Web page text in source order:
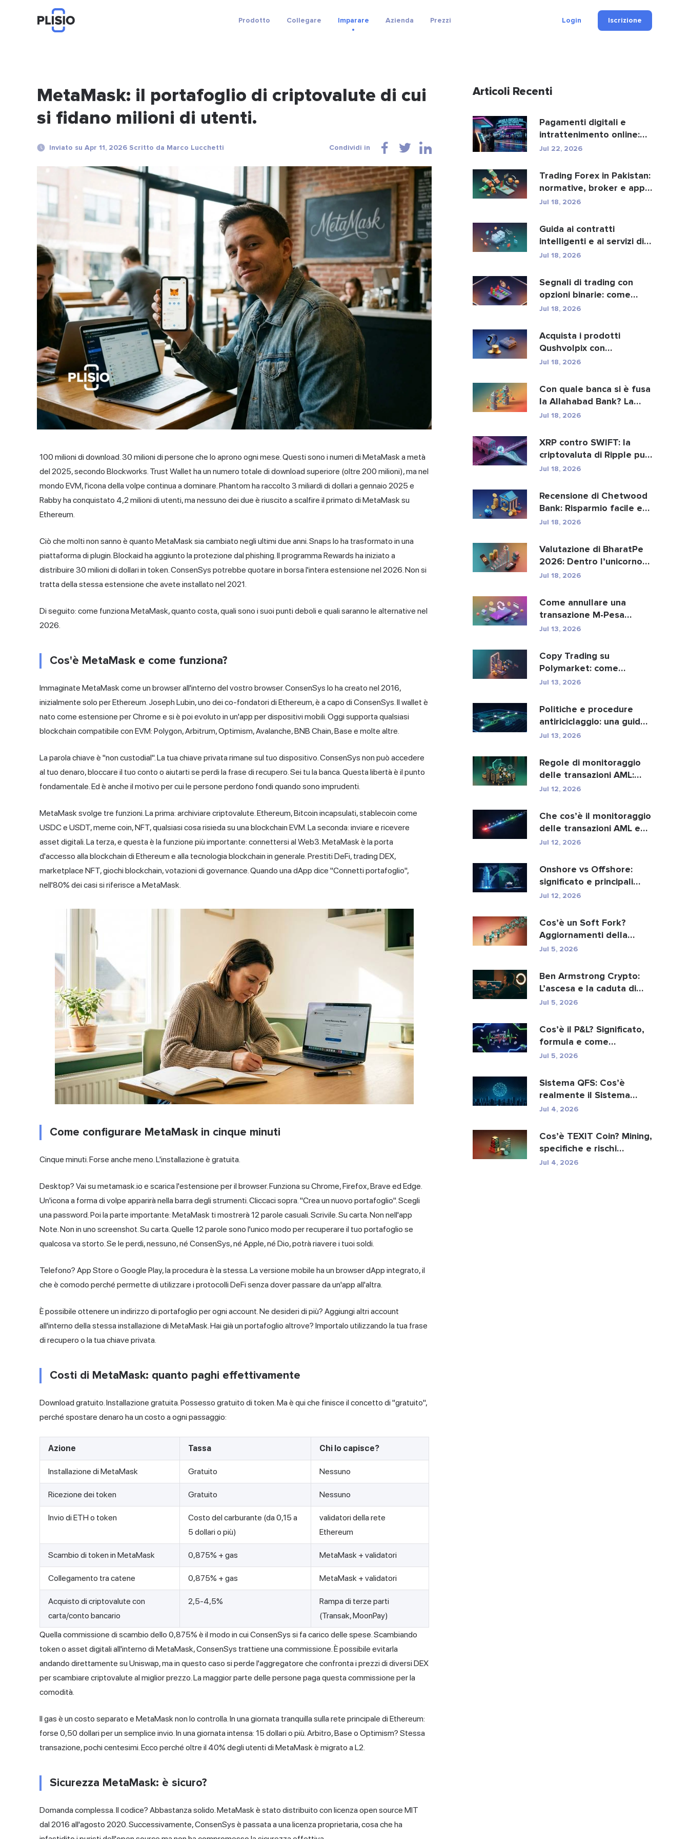
Prodotto Collegare Imparare Azienda Prezzi Login Iscrizione
MetaMask: il portafoglio di criptovalute di cui
si fidano milioni di utenti.
Inviato su Apr 11, 2026 Scritto da Marco Lucchetti Condividi in
100 milioni di download. 30 milioni di persone che lo aprono ogni mese. Questi sono i numeri di MetaMask a metà
del 2025, secondo Blockworks. Trust Wallet ha un numero totale di download superiore (oltre 200 milioni), ma nel
mondo EVM, l'icona della volpe continua a dominare. Phantom ha raccolto 3 miliardi di dollari a gennaio 2025 e
Rabby ha conquistato 4,2 milioni di utenti, ma nessuno dei due è riuscito a scalfire il primato di MetaMask su
Ethereum.
Ciò che molti non sanno è quanto MetaMask sia cambiato negli ultimi due anni. Snaps lo ha trasformato in una
piattaforma di plugin. Blockaid ha aggiunto la protezione dal phishing. Il programma Rewards ha iniziato a
distribuire 30 milioni di dollari in token. ConsenSys potrebbe quotare in borsa l'intera estensione nel 2026. Non si
tratta della stessa estensione che avete installato nel 2021.
Di seguito: come funziona MetaMask, quanto costa, quali sono i suoi punti deboli e quali saranno le alternative nel
2026.
Cos'è MetaMask e come funziona?
Immaginate MetaMask come un browser all'interno del vostro browser. ConsenSys lo ha creato nel 2016,
inizialmente solo per Ethereum. Joseph Lubin, uno dei co-fondatori di Ethereum, è a capo di ConsenSys. Il wallet è
nato come estensione per Chrome e si è poi evoluto in un'app per dispositivi mobili. Oggi supporta qualsiasi
blockchain compatibile con EVM: Polygon, Arbitrum, Optimism, Avalanche, BNB Chain, Base e molte altre.
La parola chiave è "non custodial". La tua chiave privata rimane sul tuo dispositivo. ConsenSys non può accedere
al tuo denaro, bloccare il tuo conto o aiutarti se perdi la frase di recupero. Sei tu la banca. Questa libertà è il punto
fondamentale. Ed è anche il motivo per cui le persone perdono fondi quando sono imprudenti.
MetaMask svolge tre funzioni. La prima: archiviare criptovalute. Ethereum, Bitcoin incapsulati, stablecoin come
USDC e USDT, meme coin, NFT, qualsiasi cosa risieda su una blockchain EVM. La seconda: inviare e ricevere
asset digitali. La terza, e questa è la funzione più importante: connettersi alWeb3. MetaMask è la porta
d'accesso alla blockchain di Ethereum e alla tecnologia blockchain in generale. Prestiti DeFi, trading DEX,
marketplace NFT, giochi blockchain, votazioni di governance. Quando una dApp dice "Connetti portafoglio",
nell'80% dei casi si riferisce a MetaMask.
Come configurare MetaMask in cinque minuti
Cinque minuti. Forse anche meno. L'installazione è gratuita.
Desktop? Vai su metamask.io e scarica l'estensione per il browser. Funziona su Chrome, Firefox, Brave ed Edge.
Un'icona a forma di volpe apparirà nella barra degli strumenti. Cliccaci sopra. "Crea un nuovo portafoglio". Scegli
una password. Poi la parte importante: MetaMask ti mostrerà 12 parole casuali. Scrivile. Su carta. Non nell'app
Note. Non in uno screenshot. Su carta. Quelle 12 parole sono l'unico modo per recuperare il tuo portafoglio se
qualcosa va storto. Se le perdi, nessuno, né ConsenSys, né Apple, né Dio, potrà riavere i tuoi soldi.
Telefono? App Store o Google Play, la procedura è la stessa. La versione mobile ha un browser dApp integrato, il
che è comodo perché permette di utilizzare i protocolli DeFi senza dover passare da un'app all'altra.
È possibile ottenere un indirizzo di portafoglio per ogni account. Ne desideri di più? Aggiungi altri account
all'interno della stessa installazione di MetaMask. Hai già un portafoglio altrove? Importalo utilizzando la tua frase
di recupero o la tua chiave privata.
Costi di MetaMask: quanto paghi effettivamente
Download gratuito. Installazione gratuita. Possesso gratuito di token. Ma è qui che finisce il concetto di "gratuito",
perché spostare denaro ha un costo a ogni passaggio:
Azione Tassa Chi lo capisce?
Installazione di MetaMask Gratuito Nessuno
Ricezione dei token Gratuito Nessuno
Invio di ETH o token
Costo del carburante (da 0,15 a
5 dollari o più)
validatori della rete
Ethereum
Scambio di token in MetaMask 0,875% + gas MetaMask + validatori
Collegamento tra catene 0,875% + gas MetaMask + validatori
Acquisto di criptovalute con
carta/conto bancario
2,5-4,5%
Rampa di terze parti
(Transak, MoonPay)
Quella commissione di scambio dello 0,875% è il modo in cui ConsenSys si fa carico delle spese. Scambiando
token o asset digitali all'interno di MetaMask, ConsenSys trattiene una commissione. È possibile evitarla
andando direttamente su Uniswap, ma in questo caso si perde l'aggregatore che confronta i prezzi di diversi DEX
per scambiare criptovalute al miglior prezzo. La maggior parte delle persone paga questa commissione per la
comodità.
Il gas è un costo separato e MetaMask non lo controlla. In una giornata tranquilla sulla rete principale di Ethereum:
forse 0,50 dollari per un semplice invio. In una giornata intensa: 15 dollari o più. Arbitro, Base o Optimism? Stessa
transazione, pochi centesimi. Ecco perché oltre il 40% degli utenti di MetaMask è migrato a L2.
Sicurezza MetaMask: è sicuro?
Domanda complessa. Il codice? Abbastanza solido. MetaMask è stato distribuito con licenza open source MIT
dal 2016 all'agosto 2020. Successivamente, ConsenSys è passata a una licenza proprietaria, cosa che ha
Articoli Recenti
Pagamenti digitali e
intrattenimento online:
ecco come crypto e fi...
Jul 22, 2026
Trading Forex in Pakistan:
normative, broker e app
di trading.
Jul 18, 2026
Guida ai contratti
intelligenti e ai servizi di
sviluppo di contra...
Jul 18, 2026
Segnali di trading con
opzioni binarie: come
funzionano e i rischi
Jul 18, 2026
Acquista i prodotti
Qushvolpix con
criptovalute: Bitcoin,
Jul 18, 2026
Con quale banca si è fusa
la Allahabad Bank? La
storia completa d...
Jul 18, 2026
XRP contro SWIFT: la
criptovaluta di Ripple può
sostituire i paga...
Jul 18, 2026
Recensione di Chetwood
Bank: Risparmio facile e
servizi bancari si...
Jul 18, 2026
Valutazione di BharatPe
2026: Dentro l’unicorno
fintech da 2,85 ...
Jul 18, 2026
Come annullare una
transazione M-Pesa
inviata per errore
Jul 13, 2026
Copy Trading su
Polymarket: come
replicare in sicurezza i
Jul 13, 2026
Politiche e procedure
antiriciclaggio: una guida
completa alla con...
Jul 13, 2026
Regole di monitoraggio
delle transazioni AML:
come individuano i r...
Jul 12, 2026
Che cos’è il monitoraggio
delle transazioni AML e
come funziona?
Jul 12, 2026
Onshore vs Offshore:
significato e principali
differenze spiegate
Jul 12, 2026
Cos’è un Soft Fork?
Aggiornamenti della
blockchain spiegati
Jul 5, 2026
Ben Armstrong Crypto:
L’ascesa e la caduta di
BitBoy
Jul 5, 2026
Cos’è il P&L? Significato,
formula e come
calcolarlo.
Jul 5, 2026
Sistema QFS: Cos’è
realmente il Sistema
Finanziario Quantistico...
Jul 4, 2026
Cos’è TEXIT Coin? Mining,
specifiche e rischi
normativi di TXC.
Jul 4, 2026